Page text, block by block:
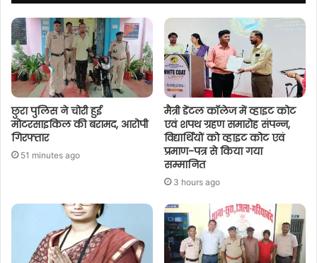
छुरा पुलिस ने चोरी हुई
मोटरसाइकिल की बरामद, आरोपी
गिरफ्तार
51 minutes ago
मैत्री डेंटल कॉलेज में व्हाइट कोट
एवं शपथ ग्रहण समारोह संपन्न,
विद्यार्थियों को व्हाइट कोट एवं
प्रमाण-पत्र से किया गया
सम्मानित
3 hours ago